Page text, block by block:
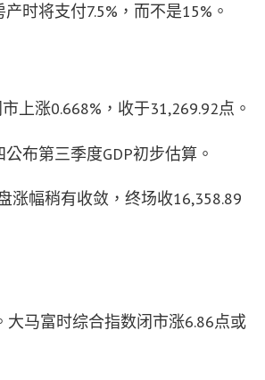
时将支付7.5%，而不是15%。
上涨0.668%，收于31,269.92点。
布第三季度GDP初步估算。
涨幅稍有收敛，终场收16,358.89
马富时综合指数闭市涨6.86点或